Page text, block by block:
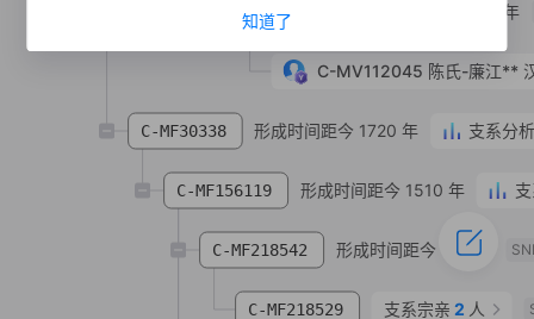
C-MF30338 形成时间距今 1720 年 支系分
C-MF156119 形成时间距今 1510 年
C-MF218542 形成时间距今 930 年
C-MV76205 形成时间距今 490 年
C-MF218529 支系宗亲 2 人
C-MV112045 陈氏-廉江**
知道了